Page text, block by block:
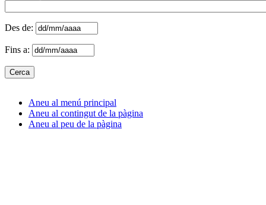
Des de:
Fins a:
Aneu al menú principal
Aneu al contingut de la pàgina
Aneu al peu de la pàgina